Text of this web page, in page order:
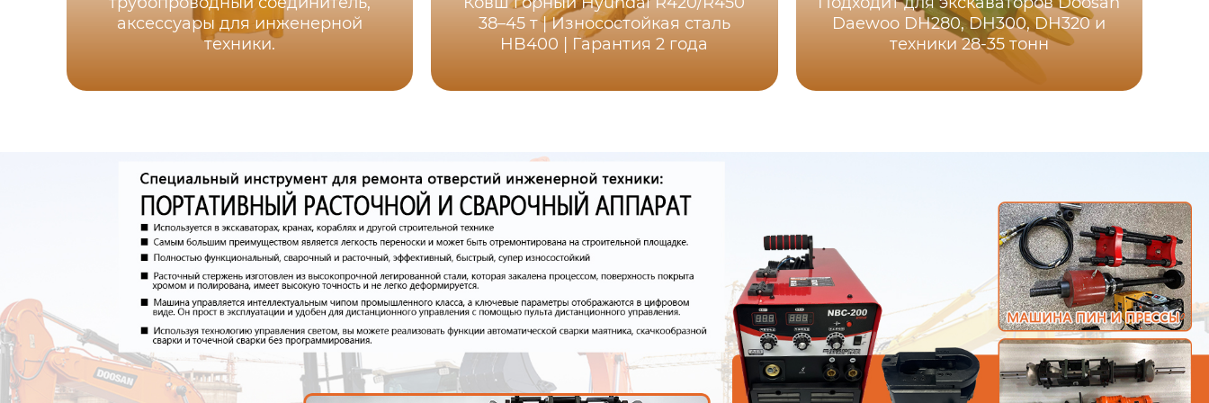
аксессуары для инженерной
техники.
38–45 т | Износостойкая сталь
HB400 | Гарантия 2 года
Daewoo DH280, DH300, DH320 и
техники 28-35 тонн